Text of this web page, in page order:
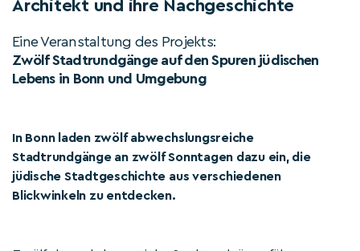
Architekt und ihre Nachgeschichte
Eine Veranstaltung des Projekts:
Zwölf Stadtrundgänge auf den Spuren jüdischen
Lebens in Bonn und Umgebung
In Bonn laden zwölf abwechslungsreiche
Stadtrundgänge an zwölf Sonntagen dazu ein, die
jüdische Stadtgeschichte aus verschiedenen
Blickwinkeln zu entdecken.